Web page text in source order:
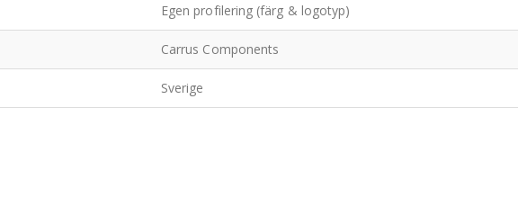
Egen profilering (färg & logotyp)
Carrus Components
Sverige